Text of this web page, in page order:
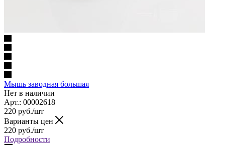
Мышь заводная большая
Нет в наличии
Арт.: 00002618
220 руб./шт
Варианты цен
220 руб./шт
Подробности